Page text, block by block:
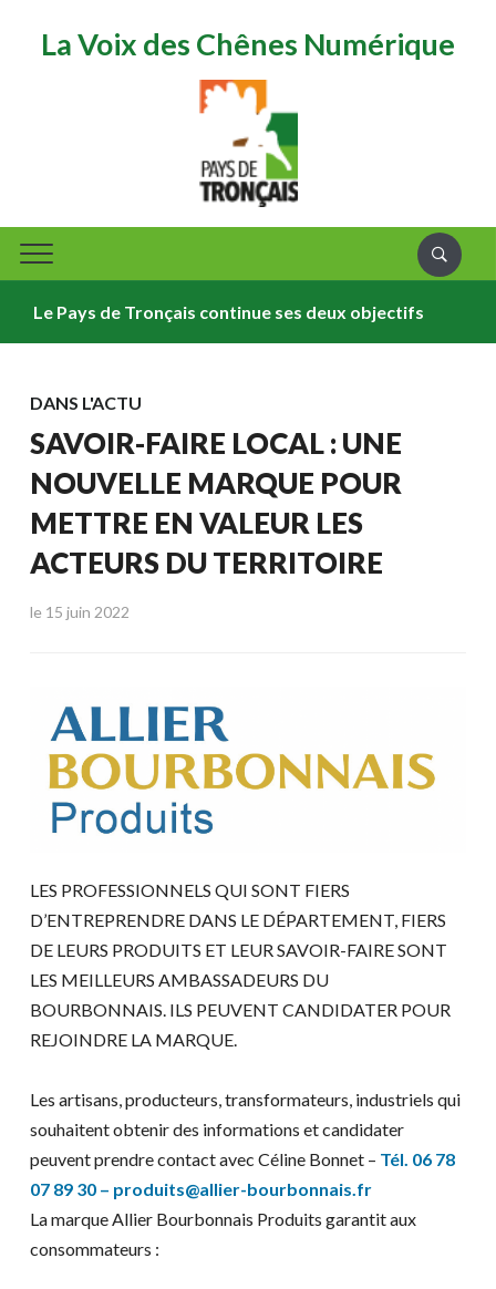
La Voix des Chênes Numérique
Le Pays de Tronçais continue ses deux objectifs
DANS L'ACTU
SAVOIR-FAIRE LOCAL : UNE
NOUVELLE MARQUE POUR
METTRE EN VALEUR LES
ACTEURS DU TERRITOIRE
le 15 juin 2022
LES PROFESSIONNELS QUI SONT FIERS
D’ENTREPRENDRE DANS LE DÉPARTEMENT, FIERS
DE LEURS PRODUITS ET LEUR SAVOIR-FAIRE SONT
LES MEILLEURS AMBASSADEURS DU
BOURBONNAIS. ILS PEUVENT CANDIDATER POUR
REJOINDRE LA MARQUE.
Les artisans, producteurs, transformateurs, industriels qui
souhaitent obtenir des informations et candidater
peuvent prendre contact avec Céline Bonnet – Tél. 06 78
07 89 30 – produits@allier-bourbonnais.fr
La marque Allier Bourbonnais Produits garantit aux
consommateurs :